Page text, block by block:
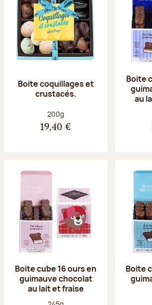
Boite coquillages et
crustacés.
Poids net :
200g
19,40 €
Boite
au
Boite cube 16 ours en
guimauve chocolat
au lait et fraise
Boite